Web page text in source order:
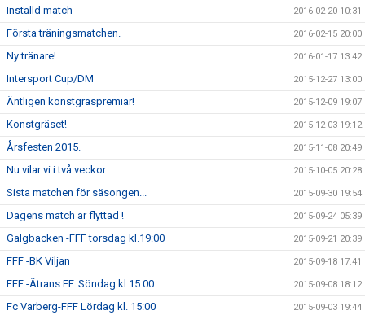
Inställd match 2016-02-20 10:31
Första träningsmatchen. 2016-02-15 20:00
Ny tränare! 2016-01-17 13:42
Intersport Cup/DM 2015-12-27 13:00
Äntligen konstgräspremiär! 2015-12-09 19:07
Konstgräset! 2015-12-03 19:12
Årsfesten 2015. 2015-11-08 20:49
Nu vilar vi i två veckor 2015-10-05 20:28
Sista matchen för säsongen... 2015-09-30 19:54
Dagens match är flyttad ! 2015-09-24 05:39
Galgbacken -FFF torsdag kl.19:00 2015-09-21 20:39
FFF -BK Viljan 2015-09-18 17:41
FFF -Ätrans FF. Söndag kl.15:00 2015-09-08 18:12
Fc Varberg-FFF Lördag kl. 15:00 2015-09-03 19:44